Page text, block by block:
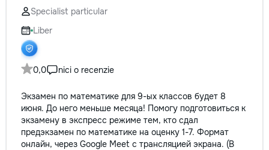
Specialist particular
Liber
0,0 nici o recenzie
Экзамен по математике для 9-ых классов будет 8
июня. До него меньше месяца! Помогу подготовиться к
экзамену в экспресс режиме тем, кто сдал
предэкзамен по математике на оценку 1-7. Формат
онлайн, через Google Meet с трансляцией экрана. (В